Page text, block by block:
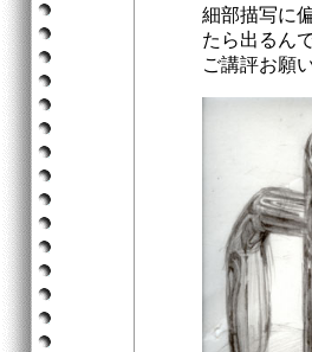
細部描写に
たら出るん
ご講評お願